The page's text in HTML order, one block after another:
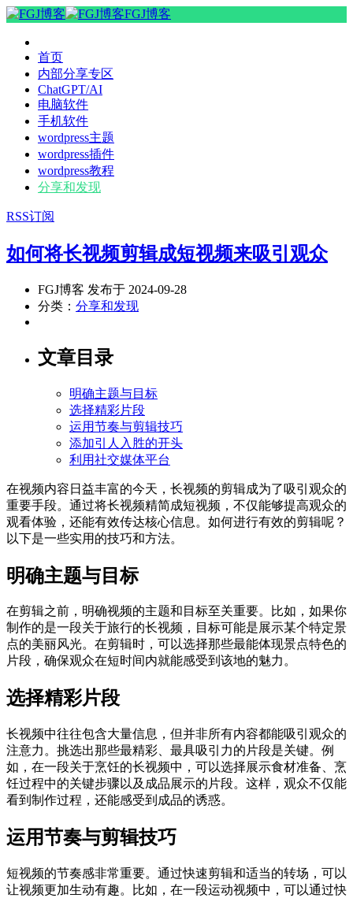
FGJ博客
首页
内部分享专区
ChatGPT/AI
电脑软件
手机软件
wordpress主题
wordpress插件
wordpress教程
分享和发现
RSS订阅
如何将长视频剪辑成短视频来吸引观众
FGJ博客 发布于 2024-09-28
分类： 分享和发现
文章目录
明确主题与目标
选择精彩片段
运用节奏与剪辑技巧
添加引人入胜的开头
利用社交媒体平台
在视频内容日益丰富的今天，长视频的剪辑成为了吸引观众的
重要手段。通过将长视频精简成短视频，不仅能够提高观众的
观看体验，还能有效传达核心信息。如何进行有效的剪辑呢？
以下是一些实用的技巧和方法。
明确主题与目标
在剪辑之前，明确视频的主题和目标至关重要。比如，如果你
制作的是一段关于旅行的长视频，目标可能是展示某个特定景
点的美丽风光。在剪辑时，可以选择那些最能体现景点特色的
片段，确保观众在短时间内就能感受到该地的魅力。
选择精彩片段
长视频中往往包含大量信息，但并非所有内容都能吸引观众的
注意力。挑选出那些最精彩、最具吸引力的片段是关键。例
如，在一段关于烹饪的长视频中，可以选择展示食材准备、烹
饪过程中的关键步骤以及成品展示的片段。这样，观众不仅能
看到制作过程，还能感受到成品的诱惑。
运用节奏与剪辑技巧
短视频的节奏感非常重要。通过快速剪辑和适当的转场，可以
让视频更加生动有趣。比如，在一段运动视频中，可以通过快